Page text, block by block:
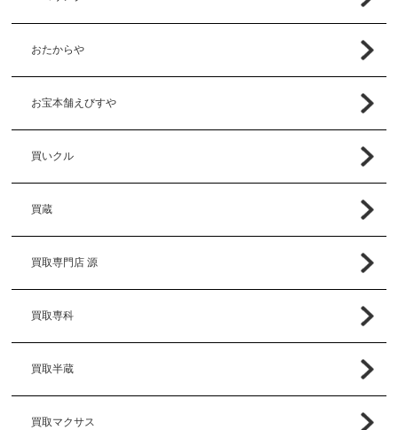
おたからや
お宝本舗えびすや
買いクル
買蔵
買取専門店 源
買取専科
買取半蔵
買取マクサス